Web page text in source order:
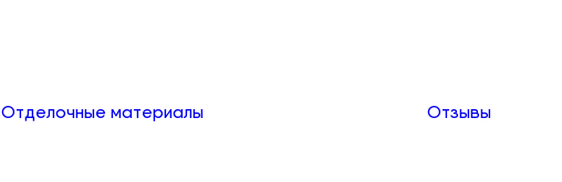
Отделочные материалы Отзывы